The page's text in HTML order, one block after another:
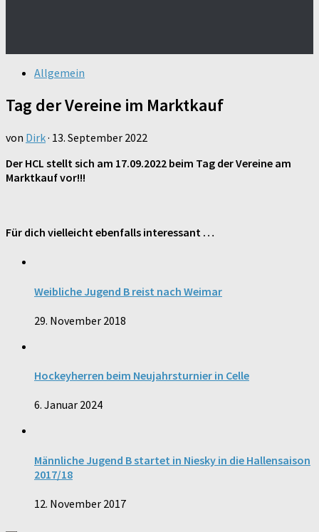
Allgemein
Tag der Vereine im Marktkauf
von Dirk· 13. September 2022
Der HCL stellt sich am 17.09.2022 beim Tag der Vereine am
Marktkauf vor!!!
Für dich vielleicht ebenfalls interessant …
Weibliche Jugend B reist nach Weimar
29. November 2018
Hockeyherren beim Neujahrsturnier in Celle
6. Januar 2024
Männliche Jugend B startet in Niesky in die Hallensaison
2017/18
12. November 2017